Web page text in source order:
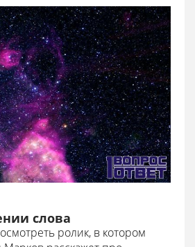
слова
ролик, в котором